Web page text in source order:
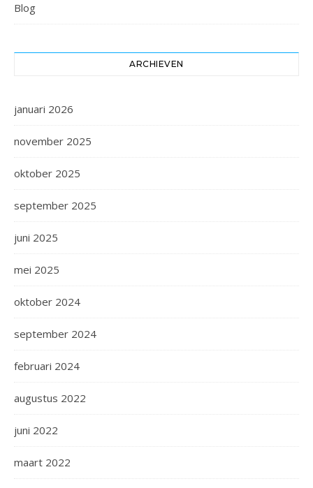
Blog
ARCHIEVEN
januari 2026
november 2025
oktober 2025
september 2025
juni 2025
mei 2025
oktober 2024
september 2024
februari 2024
augustus 2022
juni 2022
maart 2022